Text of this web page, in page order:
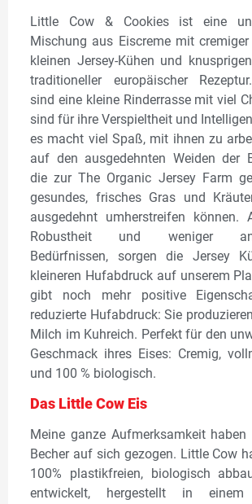
Little Cow & Cookies ist eine
Mischung aus Eiscreme mit
kleinen Jersey-Kühen und
traditioneller europäischer
sind eine kleine Rinderrasse mit viel
sind für ihre Verspieltheit und
es macht viel Spaß, mit ihnen zu
auf den ausgedehnten Weiden der
die zur The Organic Jersey Farm
gesundes, frisches Gras und
ausgedehnt umherstreifen können.
Robustheit und weniger
Bedürfnissen, sorgen die Jersey
kleineren Hufabdruck auf unserem
gibt noch mehr positive
reduzierte Hufabdruck: Sie
Milch im Kuhreich. Perfekt für den
Geschmack ihres Eises: Cremig,
und 100 % biologisch.
Das Little Cow Eis
Meine ganze Aufmerksamkeit
Becher auf sich gezogen. Little Cow
100% plastikfreien, biologisch
entwickelt, hergestellt in einem